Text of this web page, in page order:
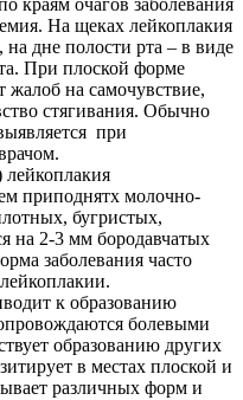
краям очагов заболевания
На щеках лейкоплакия
на дне полости рта – в виде
При плоской форме
жалоб на самочувствие,
стягивания. Обычно
при
лейкоплакия
приподнятх молочно-
бугристых,
на 2-3 мм бородавчатых
заболевания часто
к образованию
болевыми
образованию других
в местах плоской и
различных форм и